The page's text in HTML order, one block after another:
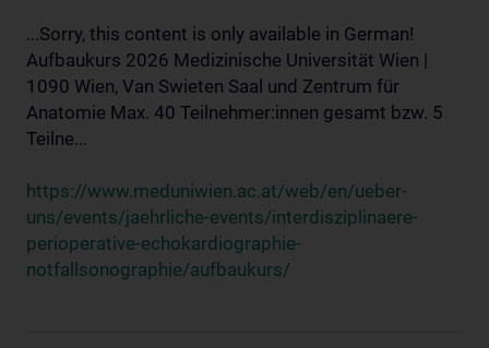
...Sorry, this content is only available in German!
Aufbaukurs 2026 Medizinische Universität Wien |
1090 Wien, Van Swieten Saal und Zentrum für
Anatomie Max. 40 Teilnehmer:innen gesamt bzw. 5
Teilne...
https://www.meduniwien.ac.at/web/en/ueber-
uns/events/jaehrliche-events/interdisziplinaere-
perioperative-echokardiographie-
notfallsonographie/aufbaukurs/